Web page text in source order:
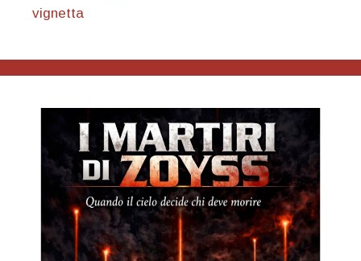
vignetta